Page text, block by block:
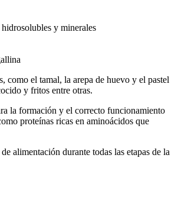
y minerales
como el tamal, la arepa de huevo y el pastel
y fritos entre otras.
la formación y el correcto funcionamiento
proteínas ricas en aminoácidos que
alimentación durante todas las etapas de la